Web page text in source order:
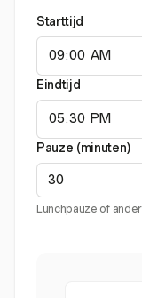
Starttijd
Eindtijd
Pauze (minuten)
Lunchpauze of